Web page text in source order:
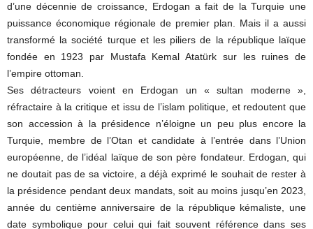
d’une décennie de croissance, Erdogan a fait de la Turquie une
puissance économique régionale de premier plan. Mais il a aussi
transformé la société turque et les piliers de la république laïque
fondée en 1923 par Mustafa Kemal Atatürk sur les ruines de
l’empire ottoman.
Ses détracteurs voient en Erdogan un « sultan moderne »,
réfractaire à la critique et issu de l’islam politique, et redoutent que
son accession à la présidence n’éloigne un peu plus encore la
Turquie, membre de l’Otan et candidate à l’entrée dans l’Union
européenne, de l’idéal laïque de son père fondateur. Erdogan, qui
ne doutait pas de sa victoire, a déjà exprimé le souhait de rester à
la présidence pendant deux mandats, soit au moins jusqu’en 2023,
année du centième anniversaire de la république kémaliste, une
date symbolique pour celui qui fait souvent référence dans ses